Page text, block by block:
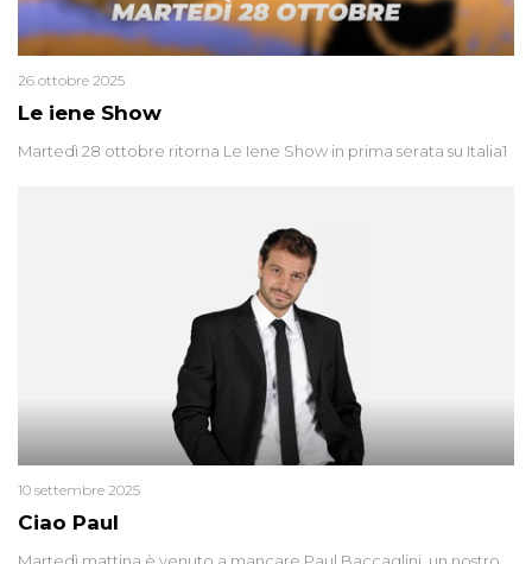
Le iene Show
26 ottobre 2025
Martedì 28 ottobre ritorna Le Iene Show in prima serata su Italia1
Ciao Paul
10 settembre 2025